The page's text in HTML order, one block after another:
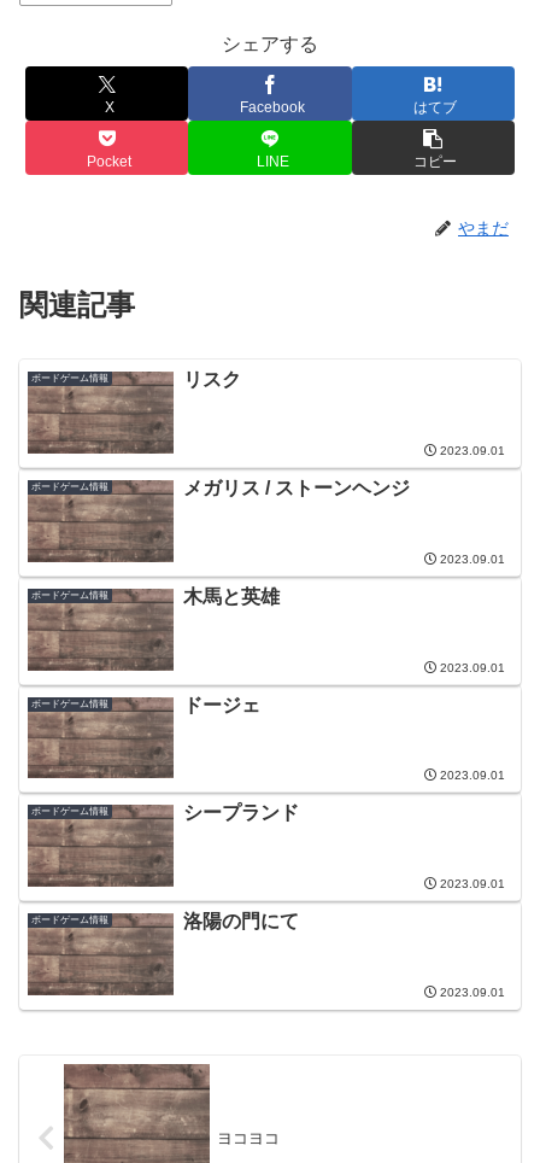
シェアする
X Facebook はてブ
Pocket LINE コピー
やまだ
関連記事
ボードゲーム情報 リスク
2023.09.01
ボードゲーム情報 メガリス / ストーンヘンジ
2023.09.01
ボードゲーム情報 木馬と英雄
2023.09.01
ボードゲーム情報 ドージェ
2023.09.01
ボードゲーム情報 シープランド
2023.09.01
ボードゲーム情報 洛陽の門にて
2023.09.01
ヨコヨコ